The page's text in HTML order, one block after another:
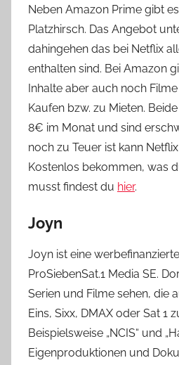
Neben Amazon Prime gibt
Platzhirsch. Das Angebot
dahingehen das bei Netflix
enthalten sind. Bei Amazon
Inhalte aber auch noch
Kaufen bzw. zu Mieten.
8€ im Monat und sind
noch zu Teuer ist kann
Kostenlos bekommen, was
musst findest du hier.
Joyn
Joyn ist eine
ProSiebenSat.1 Media SE.
Serien und Filme sehen, die
Eins, Sixx, DMAX oder Sat 1
Beispielsweise „NCIS“ und
Eigenproduktionen und